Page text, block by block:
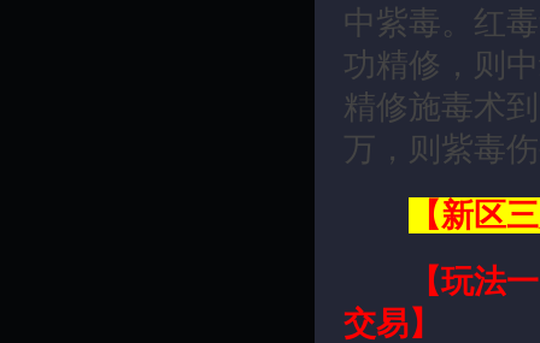
中紫毒。红
功精修，则
精修施毒术到
万，则紫毒
【新区
【玩法
交易】